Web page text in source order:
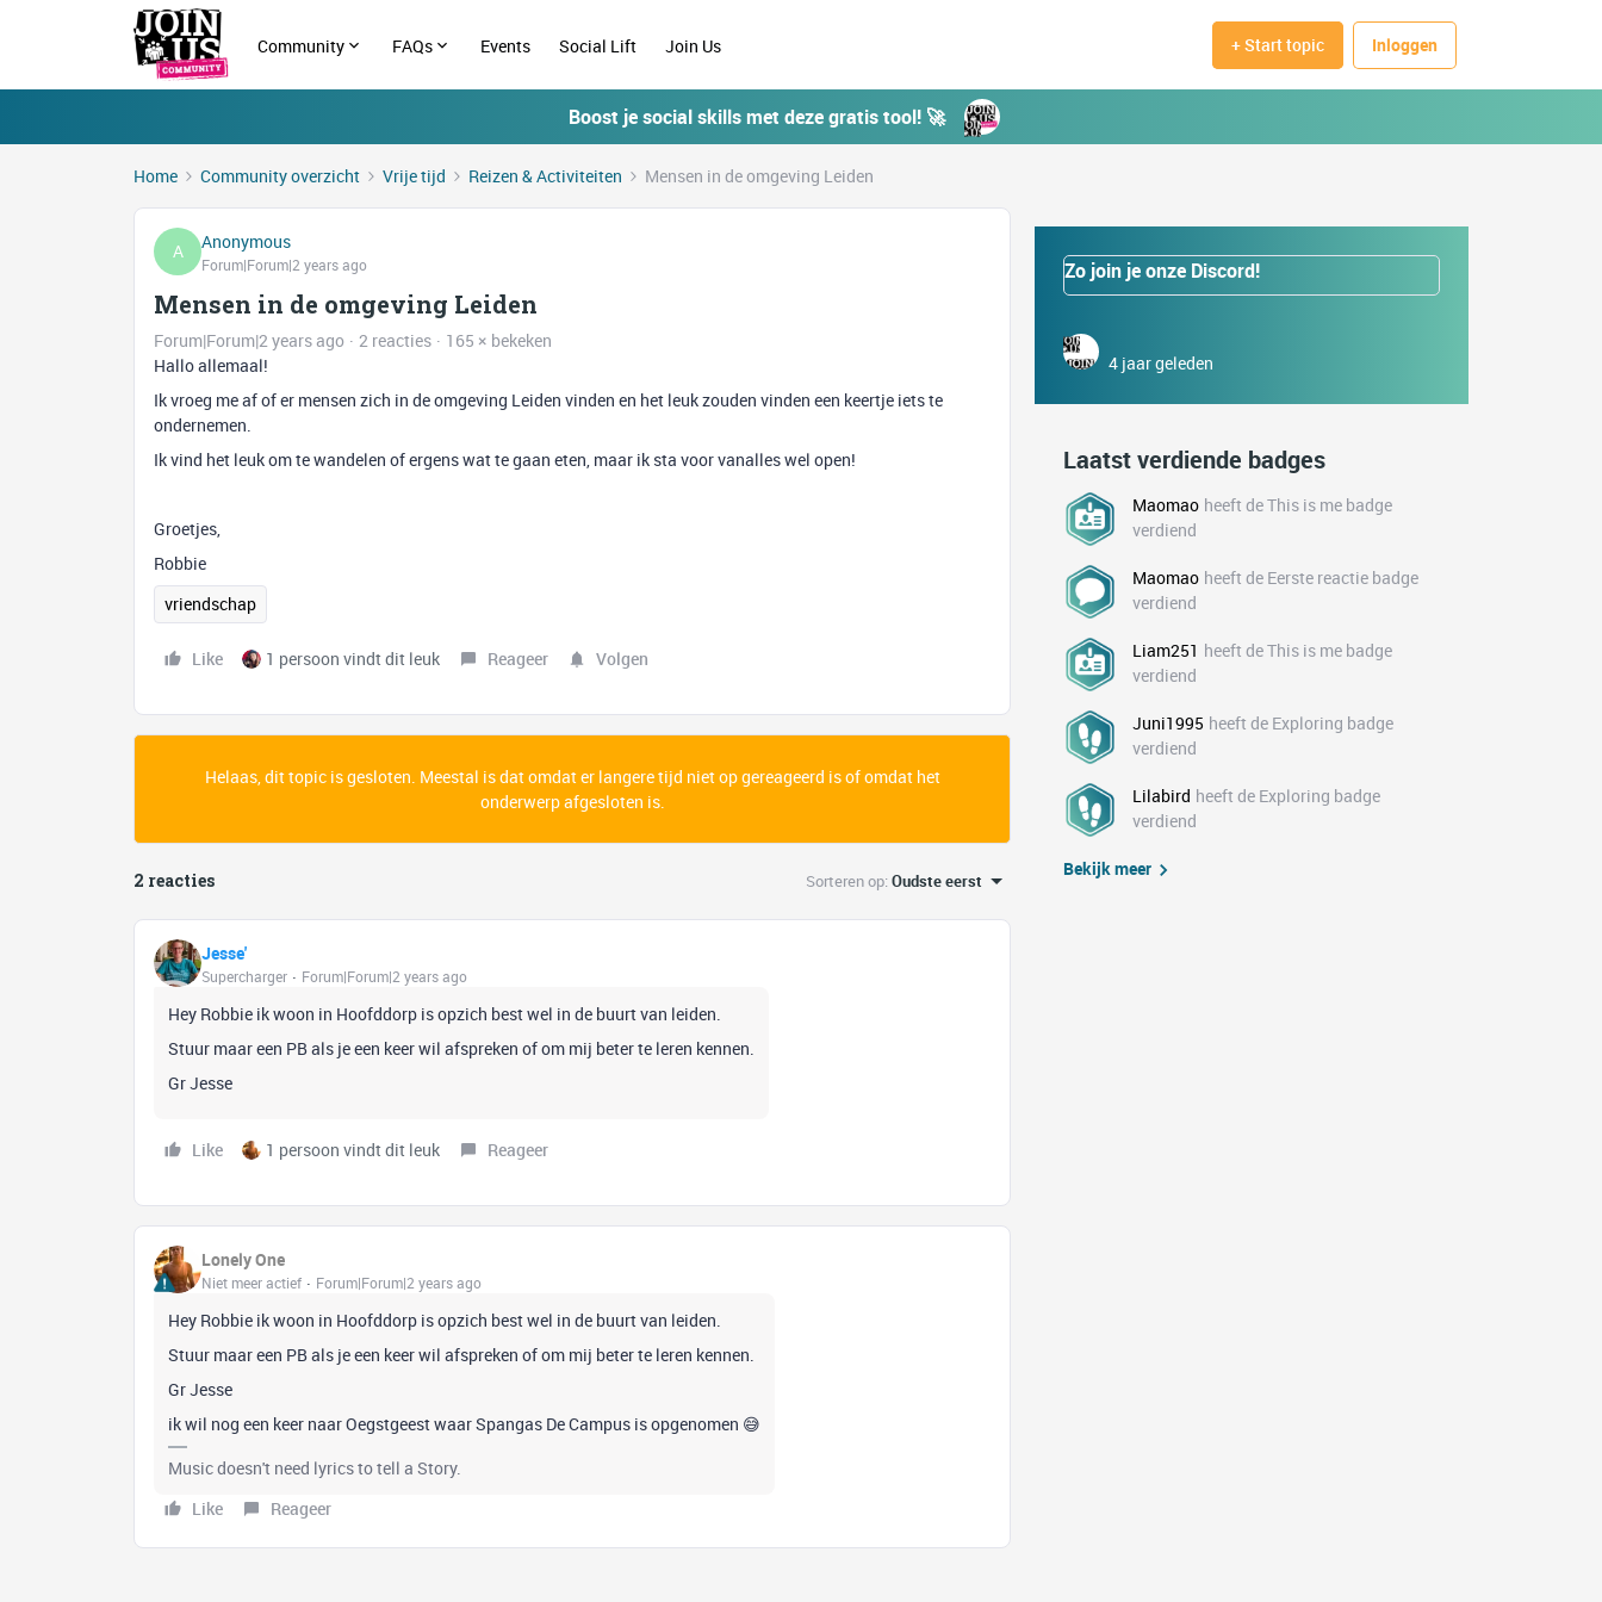
Community FAQs Events Social Lift Join Us + Start topic Inloggen
Boost je social skills met deze gratis tool! 🚀
Home Community overzicht Vrije tijd Reizen & Activiteiten Mensen in de omgeving Leiden
A Anonymous
Forum|Forum|2 years ago
Mensen in de omgeving Leiden
Forum|Forum|2 years ago 2 reacties
165 × bekeken
Hallo allemaal!
Ik vroeg me af of er mensen zich in de omgeving Leiden vinden en het leuk zouden vinden een keertje iets te
ondernemen.
Ik vind het leuk om te wandelen of ergens wat te gaan eten, maar ik sta voor vanalles wel open!
Groetjes,
Robbie
vriendschap
Like 1 persoon vindt dit leuk Reageer Volgen
Helaas, dit topic is gesloten. Meestal is dat omdat er langere tijd niet op gereageerd is of omdat het
onderwerp afgesloten is.
2 reacties Sorteren op:Oudste eerst
Jesse'
Supercharger Forum|Forum|2 years ago
Hey Robbie ik woon in Hoofddorp is opzich best wel in de buurt van leiden.
Stuur maar een PB als je een keer wil afspreken of om mij beter te leren kennen.
Gr Jesse
Like 1 persoon vindt dit leuk Reageer
Lonely One
Niet meer actief Forum|Forum|2 years ago
Hey Robbie ik woon in Hoofddorp is opzich best wel in de buurt van leiden.
Stuur maar een PB als je een keer wil afspreken of om mij beter te leren kennen.
Gr Jesse
ik wil nog een keer naar Oegstgeest waar Spangas De Campus is opgenomen 😅
Music doesn't need lyrics to tell a Story.
Like
Reageer
Zo join je onze Discord!
4 jaar geleden
Laatst verdiende badges
Maomao heeft de This is me badge
verdiend
Maomao heeft de Eerste reactie badge
verdiend
Liam251 heeft de This is me badge
verdiend
Juni1995 heeft de Exploring badge
verdiend
Lilabird heeft de Exploring badge
verdiend
Bekijk meer